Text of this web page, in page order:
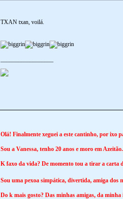
TXAN txan, voilá.
Olá! Finalmente xeguei a este cantinho, por ixo
Sou a Vanessa, tenho 20 anos e moro em
K faxo da vida? De momento tou a tirar a carta
Sou uma pexoa simpática, divertida, amiga dos
Do k mais gosto? Das minhas amigas, da